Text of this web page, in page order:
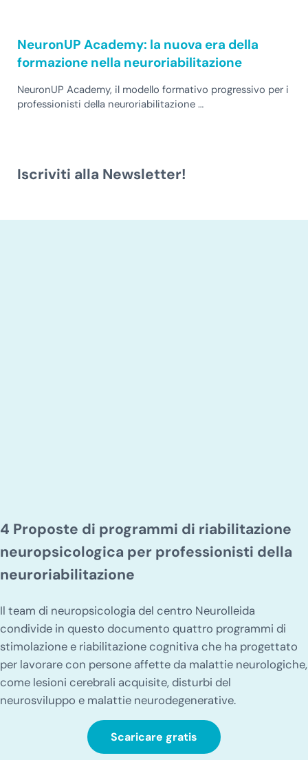
NeuronUP Academy: la nuova era della
formazione nella neuroriabilitazione
NeuronUP Academy, il modello formativo progressivo per i
professionisti della neuroriabilitazione …
Iscriviti alla Newsletter!
4 Proposte di programmi di riabilitazione
neuropsicologica per professionisti della
neuroriabilitazione
Il team di neuropsicologia del centro Neurolleida
condivide in questo documento quattro programmi di
stimolazione e riabilitazione cognitiva che ha progettato
per lavorare con persone affette da malattie neurologiche,
come lesioni cerebrali acquisite, disturbi del
neurosviluppo e malattie neurodegenerative.
Scaricare gratis